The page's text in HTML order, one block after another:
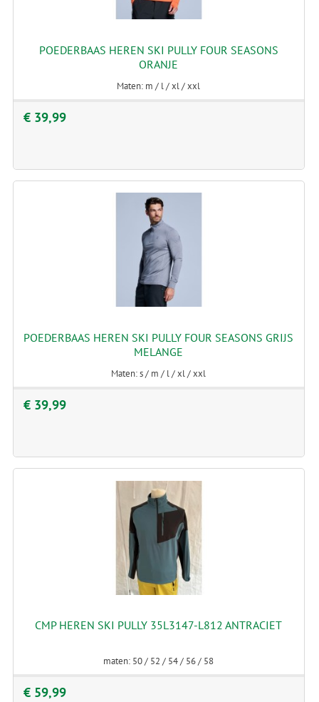
POEDERBAAS HEREN SKI PULLY FOUR SEASONS
ORANJE
Maten: m / l / xl / xxl
€ 39,99
POEDERBAAS HEREN SKI PULLY FOUR SEASONS GRIJS
MELANGE
Maten: s / m / l / xl / xxl
€ 39,99
CMP HEREN SKI PULLY 35L3147-L812 ANTRACIET
maten: 50 / 52 / 54 / 56 / 58
€ 59,99